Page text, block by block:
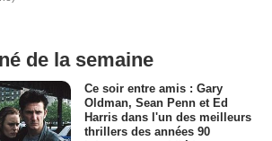
de la semaine
Ce soir entre amis : Gary
Oldman, Sean Penn et Ed
Harris dans l'un des meilleurs
thrillers des années 90